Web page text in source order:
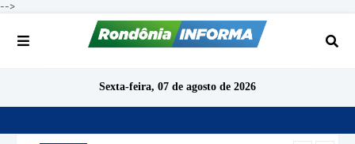
-->
Sexta-feira, 07 de agosto de 2026